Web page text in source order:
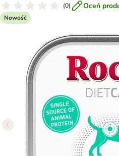
(0) Oceń
Nowość